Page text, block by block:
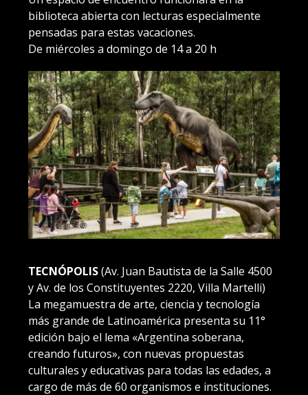
biblioteca abierta con lecturas especialmente
pensadas para estas vacaciones.
De miércoles a domingo de 14 a 20 h
TECNÓPOLIS(Av. Juan Bautista de la Salle 4500
y Av. de los Constituyentes 2220, Villa Martelli)
La megamuestra de arte, ciencia y tecnología
más grande de Latinoamérica presenta su 11°
edición bajo el lema «Argentina soberana,
creando futuros», con nuevas propuestas
culturales y educativas para todas las edades, a
cargo de más de 60 organismos e instituciones.